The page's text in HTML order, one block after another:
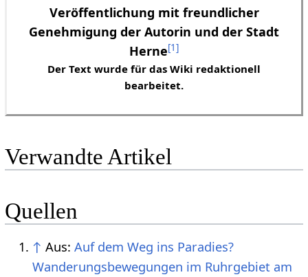
Veröffentlichung mit freundlicher
Genehmigung der Autorin und der Stadt
Herne[1]
Der Text wurde für das Wiki redaktionell
bearbeitet.
Verwandte Artikel
Quellen
↑ Aus: Auf dem Weg ins Paradies?
Wanderungsbewegungen im Ruhrgebiet am